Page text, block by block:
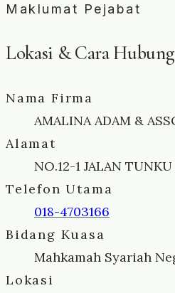
Maklumat Pejabat
Lokasi & Cara
Nama Firma
AMALINA ADAM &
Alamat
NO.12-1 JALAN
Telefon Utama
018-4703166
Bidang Kuasa
Mahkamah Syariah
Lokasi